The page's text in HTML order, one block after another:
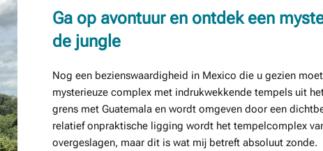
Ga op avontuur en ontdek een
de jungle
Nog een bezienswaardigheid in Mexico die u gezien
mysterieuze complex met indrukwekkende tempels uit
grens met Guatemala en wordt omgeven door een
relatief onpraktische ligging wordt het tempelcomplex
overgeslagen, maar dit is wat mij betreft absoluut zonde.